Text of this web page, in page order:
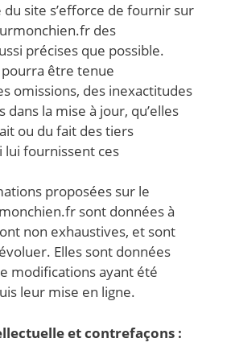
site s’efforce de fournir sur
des
précises que possible.
être tenue
omissions, des inexactitudes
dans la mise à jour, qu’elles
ou du fait des tiers
lui fournissent ces
proposées sur le
sont données à
non exhaustives, et sont
Elles sont données
modifications ayant été
leur mise en ligne.
et contrefaçons :